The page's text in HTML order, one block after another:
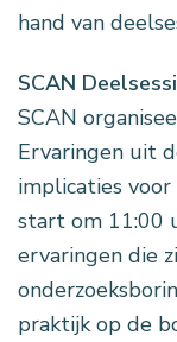
hand van
SCAN
SCAN
Ervaringen uit
implicaties voor
start om 11:00
ervaringen die
praktijk op de